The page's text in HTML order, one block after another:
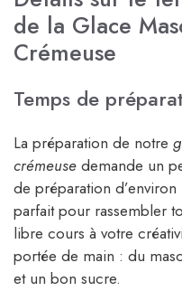
de la Glace
Crémeuse
Temps de
La préparation de notre
crémeuse demande un
de préparation
parfait pour rassembler
libre cours à votre
portée de main : du
et un bon sucre.